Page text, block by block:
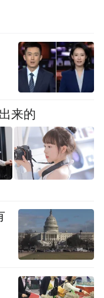
岛南部片区是青
设施留白用地并
细用途尚未明
划局还透露了红
：红岛南片区控
成初步成果，拟
成后，将按程
市民关注并提
来的